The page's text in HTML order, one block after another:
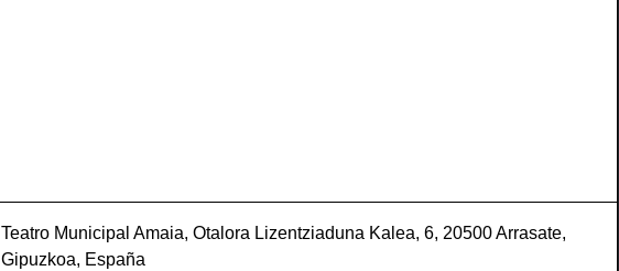
Teatro Municipal Amaia, Otalora Lizentziaduna Kalea, 6, 20500 Arrasate,
Gipuzkoa, España